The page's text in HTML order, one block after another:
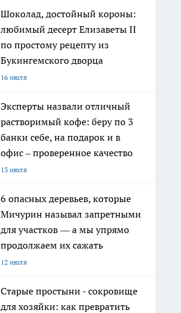
Шоколад, достойный короны:
любимый десерт Елизаветы II
по простому рецепту из
Букингемского дворца
16 июля
Эксперты назвали отличный
растворимый кофе: беру по 3
банки себе, на подарок и в
офис – проверенное качество
13 июля
6 опасных деревьев, которые
Мичурин называл запретными
для участков — а мы упрямо
продолжаем их сажать
12 июля
Старые простыни - сокровище
для хозяйки: как превратить